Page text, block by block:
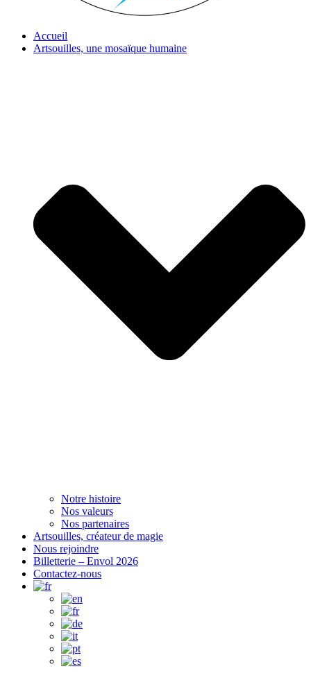
Accueil
Artsouilles, une mosaïque humaine
Notre histoire
Nos valeurs
Nos partenaires
Artsouilles, créateur de magie
Nous rejoindre
Billetterie – Envol 2026
Contactez-nous